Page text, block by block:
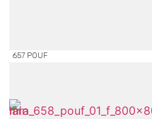
657 POUF